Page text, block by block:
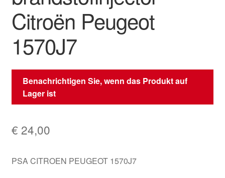
Citroën Peugeot
1570J7
Benachrichtigen Sie, wenn das Produkt auf
Lager ist
€ 24,00
PSA CITROEN PEUGEOT 1570J7